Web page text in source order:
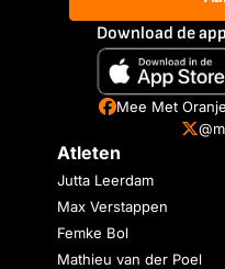
Download de app
Mee Met Oranje
Atleten
Jutta Leerdam
Max Verstappen
Femke Bol
Mathieu van der Poel